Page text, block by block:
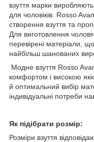
взуття марки виробляють
для чоловіків. Rosso
створення взуття та
Для виготовлення
перевірені матеріали,
найбільш шанованих
Модне взуття Rosso
комфортом і високою
й оптимальний вибір
індивідуальні потреби
Як підібрати розмір:
Розміри взуття